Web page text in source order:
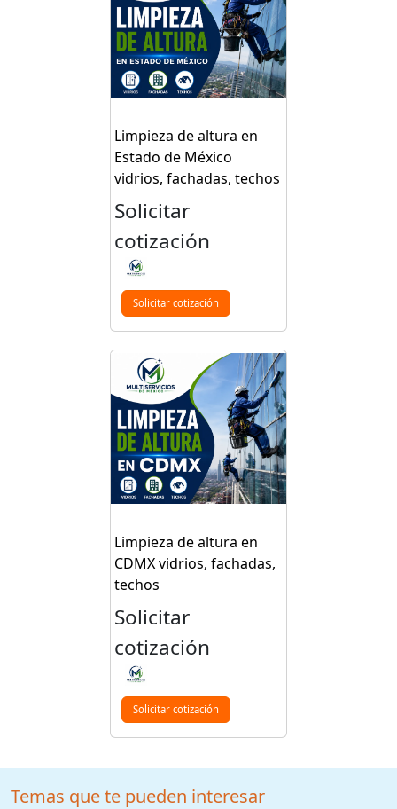
Limpieza de altura en
Estado de México
vidrios, fachadas, techos
Solicitar
cotización
Solicitar cotización
Limpieza de altura en
CDMX vidrios, fachadas,
techos
Solicitar
cotización
Solicitar cotización
Temas que te pueden interesar